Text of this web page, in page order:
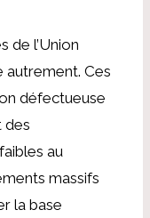
de l’Union
autrement. Ces
défectueuse
des
au
massifs
la base